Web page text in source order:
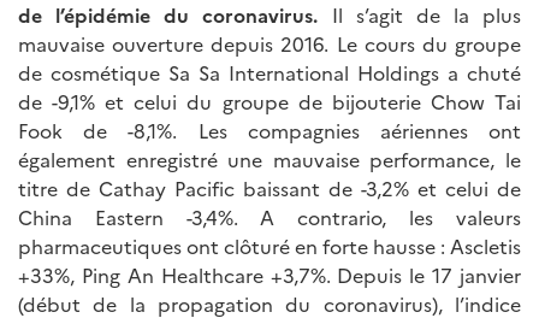
de l’épidémie du coronavirus. Il s’agit de la plus
mauvaise ouverture depuis 2016. Le cours du groupe
de cosmétique Sa Sa International Holdings a chuté
de -9,1% et celui du groupe de bijouterie Chow Tai
Fook de -8,1%. Les compagnies aériennes ont
également enregistré une mauvaise performance, le
titre de Cathay Pacific baissant de -3,2% et celui de
China Eastern -3,4%. A contrario, les valeurs
pharmaceutiques ont clôturé en forte hausse : Ascletis
+33%, Ping An Healthcare +3,7%. Depuis le 17 janvier
(début de la propagation du coronavirus), l’indice